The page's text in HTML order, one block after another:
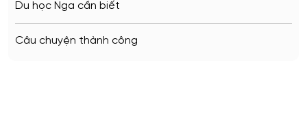
Du học Nga cần biết
Câu chuyện thành công